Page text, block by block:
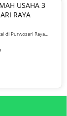
USAHA 3
RAYA
di Purwosari Raya
tahun.